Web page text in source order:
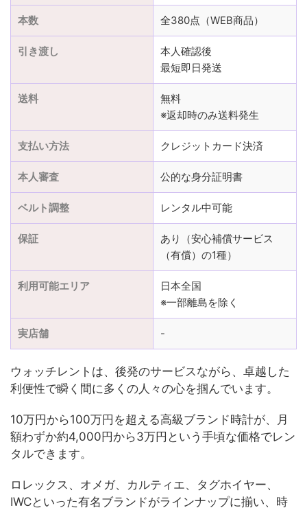
本数 全380点（WEB商品）
引き渡し
本人確認後
最短即日発送
送料
無料
※返却時のみ送料発生
支払い方法 クレジットカード決済
本人審査 公的な身分証明書
ベルト調整 レンタル中可能
保証
あり（安心補償サービス
（有償）の1種）
利用可能エリア
日本全国
※一部離島を除く
実店舗 -
ウォッチレントは、後発のサービスながら、卓越した
利便性で瞬く間に多くの人々の心を掴んでいます。
10万円から100万円を超える高級ブランド時計が、月
額わずか約4,000円から3万円という手頃な価格でレン
タルできます。
ロレックス、オメガ、カルティエ、タグホイヤー、
IWCといった有名ブランドがラインナップに揃い、時